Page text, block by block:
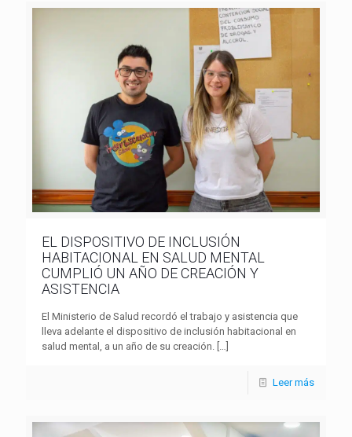
EL DISPOSITIVO DE INCLUSIÓN
HABITACIONAL EN SALUD MENTAL
CUMPLIÓ UN AÑO DE CREACIÓN Y
ASISTENCIA
El Ministerio de Salud recordó el trabajo y asistencia que
lleva adelante el dispositivo de inclusión habitacional en
salud mental, a un año de su creación.
Leer más